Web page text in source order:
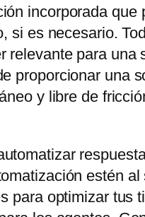
incorporada
si es necesario.
relevante para
proporcionar una
y libre de
estén
para optimizar